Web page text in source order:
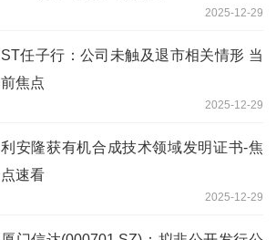
2025-12-29
ST任子行：公司未触及退市相关情形 当
前焦点
2025-12-29
利安隆获有机合成技术领域发明证书-焦
点速看
2025-12-29